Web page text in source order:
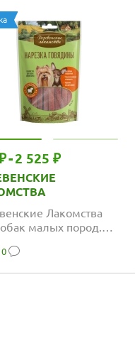
- 2 525 ₽
Лакомства
малых пород.
0